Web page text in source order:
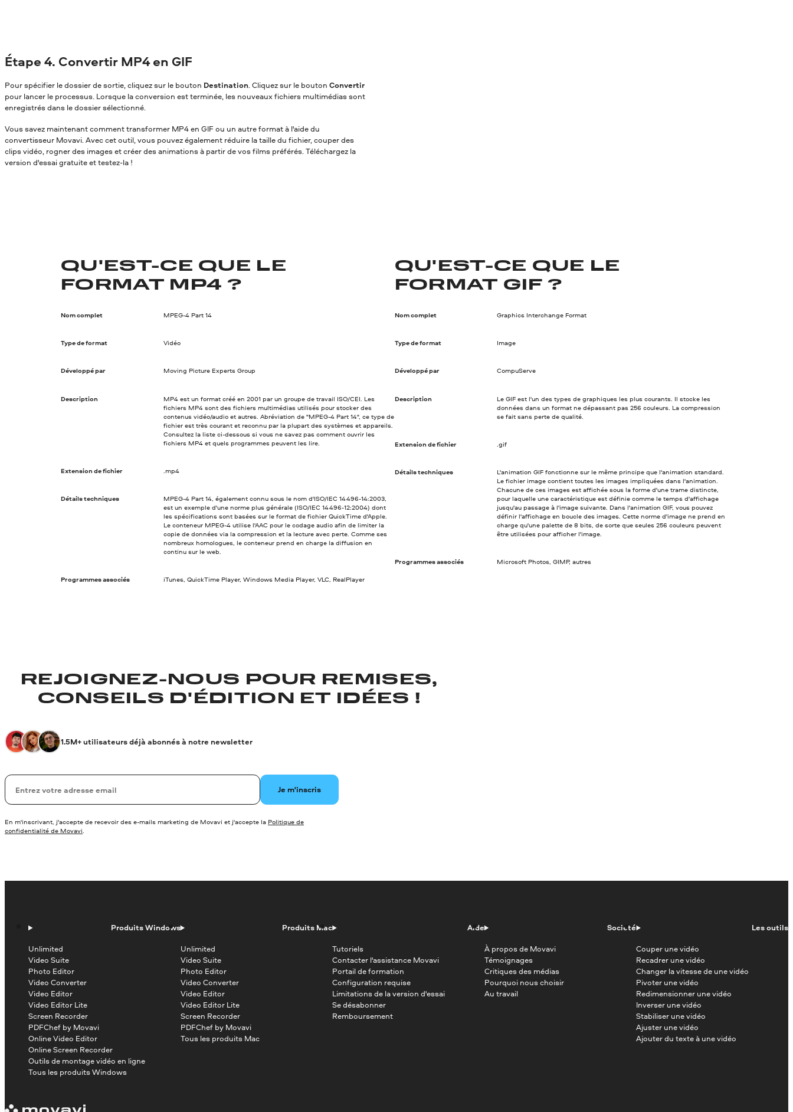
Étape 4. Convertir MP4 en GIF
Pour spécifier le dossier de sortie, cliquez sur le bouton Destination. Cliquez sur le bouton Convertir
pour lancer le processus. Lorsque la conversion est terminée, les nouveaux fichiers multimédias sont
enregistrés dans le dossier sélectionné.
Vous savez maintenant comment transformer MP4 en GIF ou un autre format à l'aide du
convertisseur Movavi. Avec cet outil, vous pouvez également réduire la taille du fichier, couper des
clips vidéo, rogner des images et créer des animations à partir de vos films préférés. Téléchargez la
version d'essai gratuite et testez-la !
QU'EST-CE QUE LE
FORMAT MP4 ?
Nom complet MPEG-4 Part 14
Type de format Vidéo
Développé par Moving Picture Experts Group
Description
MP4 est un format créé en 2001 par un groupe de travail ISO/CEI. Les
fichiers MP4 sont des fichiers multimédias utilisés pour stocker des
contenus vidéo/audio et autres. Abréviation de "MPEG-4 Part 14", ce type de
fichier est très courant et reconnu par la plupart des systèmes et appareils.
Consultez la liste ci-dessous si vous ne savez pas comment ouvrir les
fichiers MP4 et quels programmes peuvent les lire.
Extension de fichier .mp4
Détails techniques
MPEG-4 Part 14, également connu sous le nom d'ISO/IEC 14496-14:2003,
est un exemple d'une norme plus générale (ISO/IEC 14496-12:2004) dont
les spécifications sont basées sur le format de fichier QuickTime d'Apple.
Le conteneur MPEG-4 utilise l'AAC pour le codage audio afin de limiter la
copie de données via la compression et la lecture avec perte. Comme ses
nombreux homologues, le conteneur prend en charge la diffusion en
continu sur le web.
Programmes associés iTunes, QuickTime Player, Windows Media Player, VLC, RealPlayer
QU'EST-CE QUE LE
FORMAT GIF ?
Nom complet Graphics Interchange Format
Type de format Image
Développé par CompuServe
Description
Le GIF est l'un des types de graphiques les plus courants. Il stocke les
données dans un format ne dépassant pas 256 couleurs. La compression
se fait sans perte de qualité.
Extension de fichier .gif
Détails techniques
L'animation GIF fonctionne sur le même principe que l'animation standard.
Le fichier image contient toutes les images impliquées dans l'animation.
Chacune de ces images est affichée sous la forme d'une trame distincte,
pour laquelle une caractéristique est définie comme le temps d'affichage
jusqu'au passage à l'image suivante. Dans l'animation GIF, vous pouvez
définir l'affichage en boucle des images. Cette norme d'image ne prend en
charge qu'une palette de 8 bits, de sorte que seules 256 couleurs peuvent
être utilisées pour afficher l'image.
Programmes associés Microsoft Photos, GIMP, autres
REJOIGNEZ-NOUS POUR REMISES,
CONSEILS D'ÉDITION ET IDÉES !
1.5M+ utilisateurs déjà abonnés à notre newsletter
Votre adresse de messagerie Je m'inscris
En m'inscrivant, j'accepte de recevoir des e-mails marketing de Movavi et j'accepte la Politique de
confidentialité de Movavi.
Produits Windows
Unlimited
Video Suite
Photo Editor
Video Converter
Video Editor
Video Editor Lite
Screen Recorder
PDFChef by Movavi
Online Video Editor
Online Screen Recorder
Outils de montage vidéo en ligne
Tous les produits Windows
Produits Mac
Unlimited
Video Suite
Photo Editor
Video Converter
Video Editor
Video Editor Lite
Screen Recorder
PDFChef by Movavi
Tous les produits Mac
Aide
Tutoriels
Contacter l'assistance Movavi
Portail de formation
Configuration requise
Limitations de la version d'essai
Se désabonner
Remboursement
Société
À propos de Movavi
Témoignages
Critiques des médias
Pourquoi nous choisir
Au travail
Les outils
Couper une vidéo
Recadrer une vidéo
Changer la vitesse de une vidéo
Pivoter une vidéo
Redimensionner une vidéo
Inverser une vidéo
Stabiliser une vidéo
Ajuster une vidéo
Ajouter du texte à une vidéo